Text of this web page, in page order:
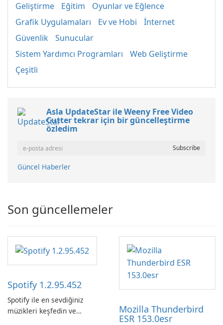
Geliştirme
Eğitim
Oyunlar ve Eğlence
Grafik Uygulamaları
Ev ve Hobi
İnternet
Güvenlik
Sunucular
Sistem Yardımcı Programları
Web Geliştirme
Çeşitli
Asla UpdateStar ile Weeny Free Video
Cutter tekrar için bir güncelleştirme
özledim
Güncel Haberler
Son güncellemeler
Spotify 1.2.95.452
Spotify ile en sevdiğiniz
müzikleri keşfedin ve
Mozilla Thunderbird
ESR 153.0esr